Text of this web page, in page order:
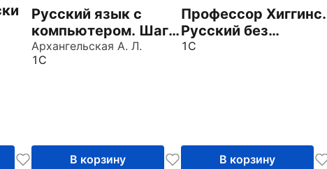
Русский язык с
компьютером. Шаг
1. Китайский
интерфейс (CDpc)
Архангельская А. Л.
1С
В корзину
Профессор Хиггинс.
Русский без
акцента! V6.0
1С
В корзину